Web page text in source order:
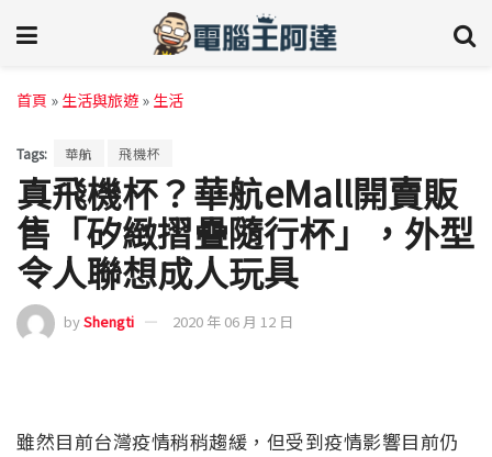
首頁 » 生活與旅遊 » 生活
Tags: 華航 飛機杯
真飛機杯？華航eMall開賣販
售「矽緻摺疊隨行杯」，外型
令人聯想成人玩具
byShengti 2020 年 06 月 12 日
雖然目前台灣疫情稍稍趨緩，但受到疫情影響目前仍